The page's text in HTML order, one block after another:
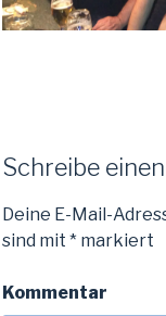
Schreibe
Deine E-Mail-
sind mit * markiert
Kommentar